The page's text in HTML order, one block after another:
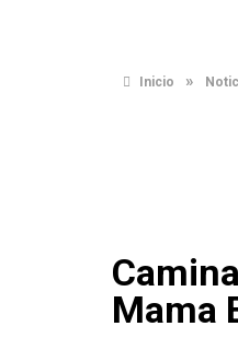
Inicio »
Mama